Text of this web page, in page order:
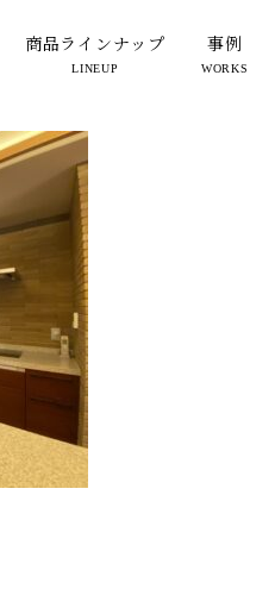
商品ラインナップ
LINEUP
事例
WORKS
kitchen
2025.07.17